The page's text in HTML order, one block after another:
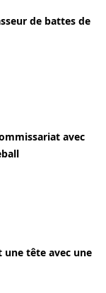
de battes de
avec
tête avec une